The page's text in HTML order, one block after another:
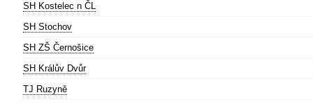
SH Kostelec n ČL
SH Stochov
SH ZŠ Černošice
SH Králův Dvůr
TJ Ruzyně